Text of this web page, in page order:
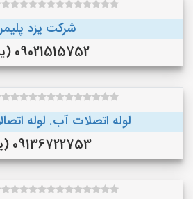
شرکت یزد پلیمر
09021515752 (یزد)
لوله اتصلات آب. لوله
09136722753 (یزد)